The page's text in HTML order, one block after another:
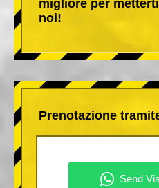
migliore per
noi!
Prenotazione